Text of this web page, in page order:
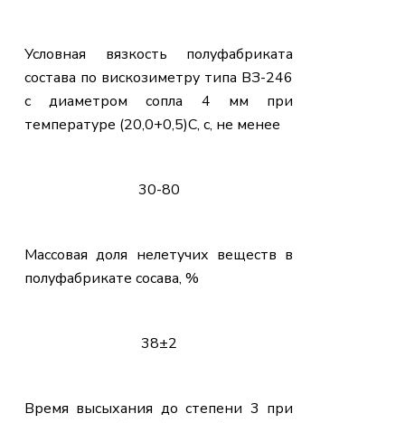
Условная вязкость полуфабриката
состава по вискозиметру типа ВЗ-246
с диаметром сопла 4 мм при
температуре (20,0+0,5)С, с, не менее
30-80
Массовая доля нелетучих веществ в
полуфабрикате сосава, %
38±2
Время высыхания до степени 3 при